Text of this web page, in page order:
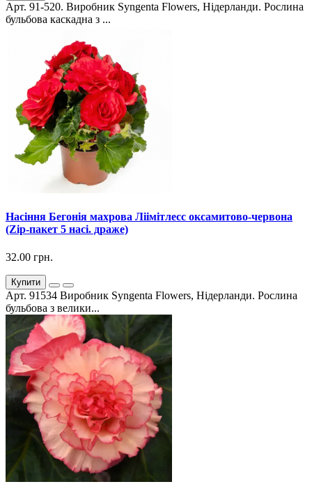
Арт. 91-520. Виробник Syngenta Flowers, Нідерланди. Рослина
бульбова каскадна з ...
Насіння Бегонія махрова Ліімітлесс оксамитово-червона
(Zip-пакет 5 насі. драже)
32.00 грн.
Купити
Арт. 91534 Виробник Syngenta Flowers, Нідерланди. Рослина
бульбова з велики...